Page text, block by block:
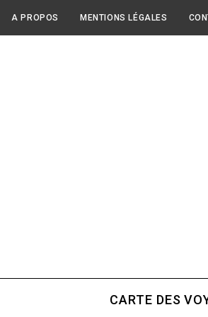
A PROPOS MENTIONS LÉGALES
CARTE DES